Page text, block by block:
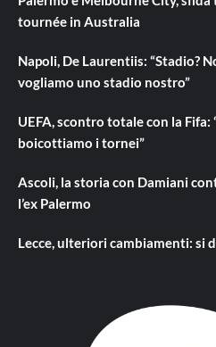
tournée in Australia
Napoli, De Laurentiis: “Stadio?
vogliamo uno stadio nostro”
UEFA, scontro totale con la
boicottiamo i tornei”
Ascoli, la storia con Damiani
l’ex Palermo
Lecce, ulteriori cambiamenti: si